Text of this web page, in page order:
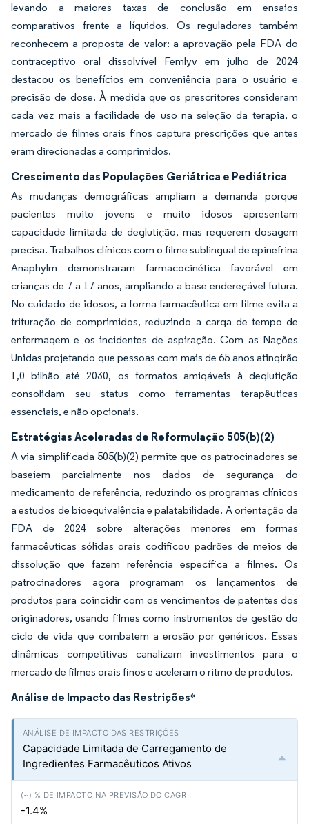
levando a maiores taxas de conclusão em ensaios
comparativos frente a líquidos. Os reguladores também
reconhecem a proposta de valor: a aprovação pela FDA do
contraceptivo oral dissolvível Femlyv em julho de 2024
destacou os benefícios em conveniência para o usuário e
precisão de dose. À medida que os prescritores consideram
cada vez mais a facilidade de uso na seleção da terapia, o
mercado de filmes orais finos captura prescrições que antes
eram direcionadas a comprimidos.
Crescimento das Populações Geriátrica e Pediátrica
As mudanças demográficas ampliam a demanda porque
pacientes muito jovens e muito idosos apresentam
capacidade limitada de deglutição, mas requerem dosagem
precisa. Trabalhos clínicos com o filme sublingual de epinefrina
Anaphylm demonstraram farmacocinética favorável em
crianças de 7 a 17 anos, ampliando a base endereçável futura.
No cuidado de idosos, a forma farmacêutica em filme evita a
trituração de comprimidos, reduzindo a carga de tempo de
enfermagem e os incidentes de aspiração. Com as Nações
Unidas projetando que pessoas com mais de 65 anos atingirão
1,0 bilhão até 2030, os formatos amigáveis à deglutição
consolidam seu status como ferramentas terapêuticas
essenciais, e não opcionais.
Estratégias Aceleradas de Reformulação 505(b)(2)
A via simplificada 505(b)(2) permite que os patrocinadores se
baseiem parcialmente nos dados de segurança do
medicamento de referência, reduzindo os programas clínicos
a estudos de bioequivalência e palatabilidade. A orientação da
FDA de 2024 sobre alterações menores em formas
farmacêuticas sólidas orais codificou padrões de meios de
dissolução que fazem referência específica a filmes. Os
patrocinadores agora programam os lançamentos de
produtos para coincidir com os vencimentos de patentes dos
originadores, usando filmes como instrumentos de gestão do
ciclo de vida que combatem a erosão por genéricos. Essas
dinâmicas competitivas canalizam investimentos para o
mercado de filmes orais finos e aceleram o ritmo de produtos.
Análise de Impacto das Restrições*
Capacidade Limitada de Carregamento de
Ingredientes Farmacêuticos Ativos
-1.4%